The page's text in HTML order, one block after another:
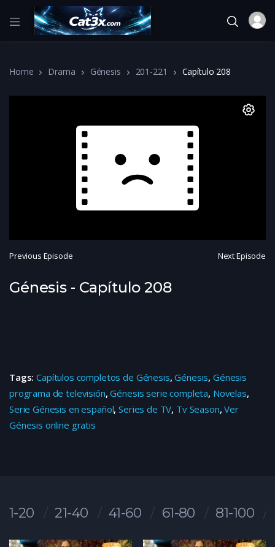
Home Drama Génesis 201-221 Capítulo 208
Previous Episode Next Episode
Génesis - Capítulo 208
Tags:Capítulos completos de Génesis,Génesis, Génesis
programa de televisión,Génesis serie completa, Novelas,
Serie Génesis en español,Series de TV, Tv Season,Ver
Génesis online gratis
1-20 21-40 41-60 61-80 81-100